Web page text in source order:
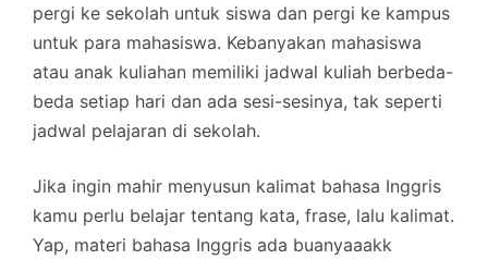
pergi ke sekolah untuk siswa dan pergi ke kampus
untuk para mahasiswa. Kebanyakan mahasiswa
atau anak kuliahan memiliki jadwal kuliah berbeda-
beda setiap hari dan ada sesi-sesinya, tak seperti
jadwal pelajaran di sekolah.
Jika ingin mahir menyusun kalimat bahasa Inggris
kamu perlu belajar tentang kata, frase, lalu kalimat.
Yap, materi bahasa Inggris ada buanyaaakk